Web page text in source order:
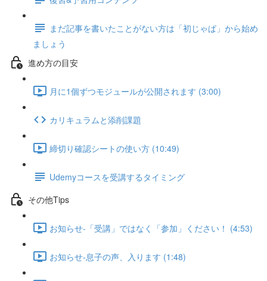
まだ記事を書いたことがない方は「初じゃぱ」から始め
ましょう
進め方の目安
月に1個ずつモジュールが公開されます (3:00)
カリキュラムと添削課題
締切り確認シートの使い方 (10:49)
Udemyコースを受講するタイミング
その他Tips
お知らせ-「受講」ではなく「参加」ください！ (4:53)
お知らせ-息子の声、入ります (1:48)